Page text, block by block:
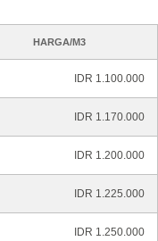
HARGA/M3
IDR 1.100.000
IDR 1.170.000
IDR 1.200.000
IDR 1.225.000
IDR 1.250.000